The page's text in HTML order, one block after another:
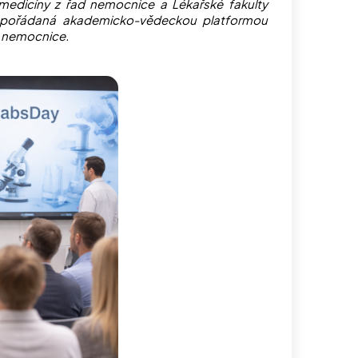
z řad nemocnice a Lékařské fakulty
akademicko-vědeckou platformou
nemocnice.